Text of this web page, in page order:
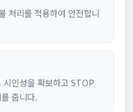
처리를 적용하여 안전합니
시인성을 확보하고 STOP
줍니다.